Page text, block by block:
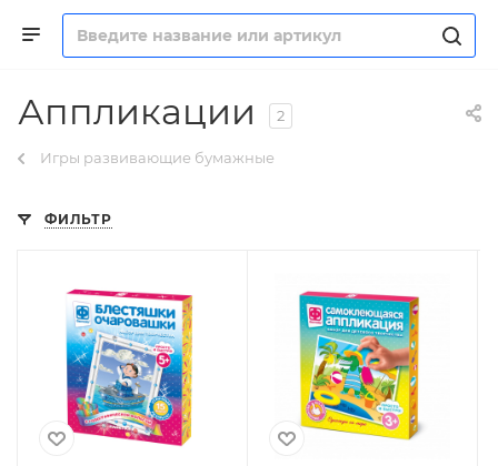
Аппликации 2
Игры развивающие бумажные
ФИЛЬТР